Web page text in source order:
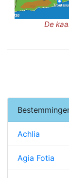
De
Achlia
Agia Fotia